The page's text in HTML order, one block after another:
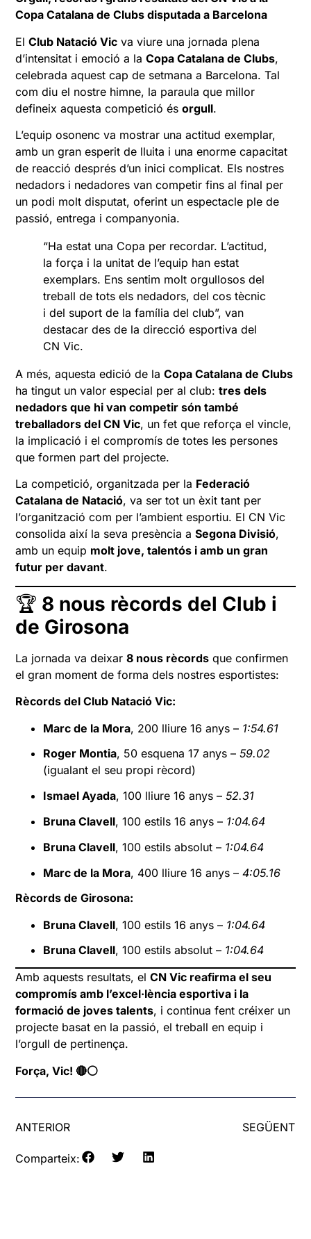
Copa Catalana de Clubs disputada a Barcelona
ElClub Natació Vic va viure una jornada plena
d’intensitat i emoció a laCopa Catalana de Clubs,
celebrada aquest cap de setmana a Barcelona. Tal
com diu el nostre himne, la paraula que millor
defineix aquesta competició ésorgull.
L’equip osonenc va mostrar una actitud exemplar,
amb un gran esperit de lluita i una enorme capacitat
de reacció després d’un inici complicat. Els nostres
nedadors i nedadores van competir fins al final per
un podi molt disputat, oferint un espectacle ple de
passió, entrega i companyonia.
“Ha estat una Copa per recordar. L’actitud,
la força i la unitat de l’equip han estat
exemplars. Ens sentim molt orgullosos del
treball de tots els nedadors, del cos tècnic
i del suport de la família del club”, van
destacar des de la direcció esportiva del
CN Vic.
A més, aquesta edició de laCopa Catalana de Clubs
ha tingut un valor especial per al club:tres dels
nedadors que hi van competir són també
treballadors del CN Vic, un fet que reforça el vincle,
la implicació i el compromís de totes les persones
que formen part del projecte.
La competició, organitzada per la Federació
Catalana de Natació, va ser tot un èxit tant per
l’organització com per l’ambient esportiu. El CN Vic
consolida així la seva presència aSegona Divisió,
amb un equip molt jove, talentós i amb un gran
futur per davant.
🏆 8 nous rècords del Club i
de Girosona
La jornada va deixar8 nous rècords que confirmen
el gran moment de forma dels nostres esportistes:
Rècords del Club Natació Vic:
Marc de la Mora, 200 lliure 16 anys – 1:54.61
Roger Montia, 50 esquena 17 anys –59.02
(igualant el seu propi rècord)
Ismael Ayada, 100 lliure 16 anys –52.31
Bruna Clavell, 100 estils 16 anys – 1:04.64
Bruna Clavell, 100 estils absolut – 1:04.64
Marc de la Mora, 400 lliure 16 anys –4:05.16
Rècords de Girosona:
Bruna Clavell, 100 estils 16 anys – 1:04.64
Bruna Clavell, 100 estils absolut – 1:04.64
Amb aquests resultats, elCN Vic reafirma el seu
compromís amb l’excel·lència esportiva i la
formació de joves talents, i continua fent créixer un
projecte basat en la passió, el treball en equip i
l’orgull de pertinença.
Força, Vic! 🔴⚪
ANTERIOR SEGÜENT
Comparteix: